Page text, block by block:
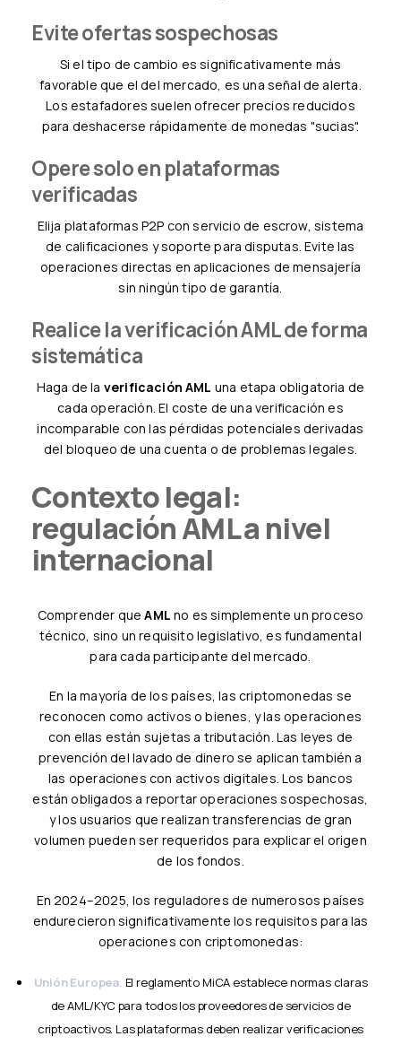
Evite ofertas sospechosas
Si el tipo de cambio es significativamente más
favorable que el del mercado, es una señal de alerta.
Los estafadores suelen ofrecer precios reducidos
para deshacerse rápidamente de monedas "sucias".
Opere solo en plataformas
verificadas
Elija plataformas P2P con servicio de escrow, sistema
de calificaciones y soporte para disputas. Evite las
operaciones directas en aplicaciones de mensajería
sin ningún tipo de garantía.
Realice la verificación AML de forma
sistemática
Haga de la verificación AML una etapa obligatoria de
cada operación. El coste de una verificación es
incomparable con las pérdidas potenciales derivadas
del bloqueo de una cuenta o de problemas legales.
Contexto legal:
regulación AML a nivel
internacional
Comprender queAML no es simplemente un proceso
técnico, sino un requisito legislativo, es fundamental
para cada participante del mercado.
En la mayoría de los países, las criptomonedas se
reconocen como activos o bienes, y las operaciones
con ellas están sujetas a tributación. Las leyes de
prevención del lavado de dinero se aplican también a
las operaciones con activos digitales. Los bancos
están obligados a reportar operaciones sospechosas,
y los usuarios que realizan transferencias de gran
volumen pueden ser requeridos para explicar el origen
de los fondos.
En 2024–2025, los reguladores de numerosos países
endurecieron significativamente los requisitos para las
operaciones con criptomonedas:
Unión Europea. El reglamento MiCA establece normas claras
de AML/KYC para todos los proveedores de servicios de
criptoactivos. Las plataformas deben realizar verificaciones